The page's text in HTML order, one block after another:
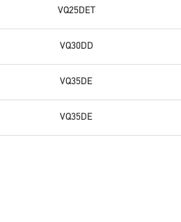
VQ25DET
VQ30DD
VQ35DE
VQ35DE